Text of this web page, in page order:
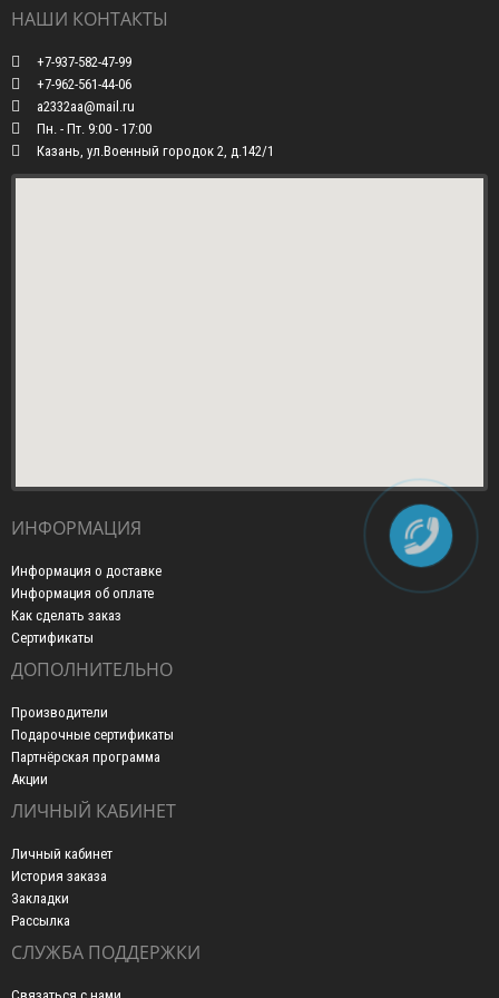
НАШИ КОНТАКТЫ
+7-937-582-47-99
+7-962-561-44-06
a2332aa@mail.ru
Пн. - Пт. 9:00 - 17:00
Казань, ул.Военный городок 2, д.142/1
ИНФОРМАЦИЯ
Информация о доставке
Информация об оплате
Как сделать заказ
Сертификаты
ДОПОЛНИТЕЛЬНО
Производители
Подарочные сертификаты
Партнёрская программа
Акции
ЛИЧНЫЙ КАБИНЕТ
Личный кабинет
История заказа
Закладки
Рассылка
СЛУЖБА ПОДДЕРЖКИ